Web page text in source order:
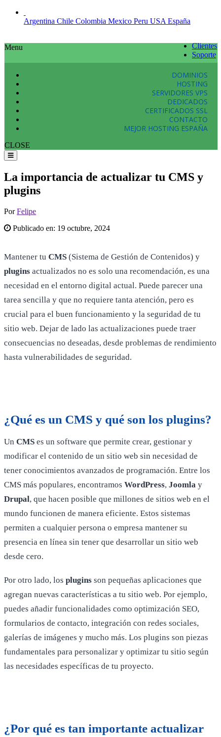
Argentina Chile Colombia Mexico Peru USA España
Clientes
Soporte
Menu
DOMINIOS
HOSTING
SERVIDORES VPS
DEDICADOS
CERTIFICADOS SSL
CONTACTO
MEJOR HOSTING ESPAÑA
CLOSE
La importancia de actualizar tu CMS y
plugins
PorFelipe
Publicado en: 19 octubre, 2024
Mantener tu CMS (Sistema de Gestión de Contenidos) y
plugins actualizados no es solo una recomendación, es una
necesidad en el entorno digital actual. Puede parecer una
tarea sencilla y que no requiere tanta atención, pero es
crucial para el buen funcionamiento y la seguridad de tu
sitio web. Dejar de lado las actualizaciones puede traer
consecuencias no deseadas, desde problemas de rendimiento
hasta vulnerabilidades de seguridad.
¿Qué es un CMS y qué son los plugins?
Un CMS es un software que permite crear, gestionar y
modificar el contenido de un sitio web sin necesidad de
tener conocimientos avanzados de programación. Entre los
CMS más populares, encontramos WordPress, Joomla y
Drupal, que hacen posible que millones de sitios web en el
mundo funcionen de manera eficiente. Estos sistemas
permiten a cualquier persona o empresa mantener su
presencia en línea sin tener que desarrollar un sitio web
desde cero.
Por otro lado, los plugins son pequeñas aplicaciones que
agregan nuevas características a tu sitio web. Por ejemplo,
puedes añadir funcionalidades como optimización SEO,
formularios de contacto, integración con redes sociales,
galerías de imágenes y mucho más. Los plugins son piezas
fundamentales para personalizar y optimizar tu sitio según
las necesidades específicas de tu proyecto.
¿Por qué es tan importante actualizar